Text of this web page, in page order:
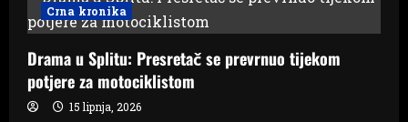
Crna kronika
Drama u Splitu: Presretač se prevrnuo tijekom
potjere za motociklistom
15 lipnja, 2026